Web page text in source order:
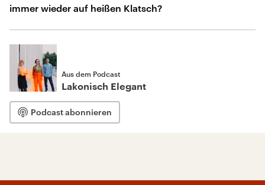
immer wieder auf heißen Klatsch?
Aus dem Podcast
Lakonisch Elegant
Podcast abonnieren